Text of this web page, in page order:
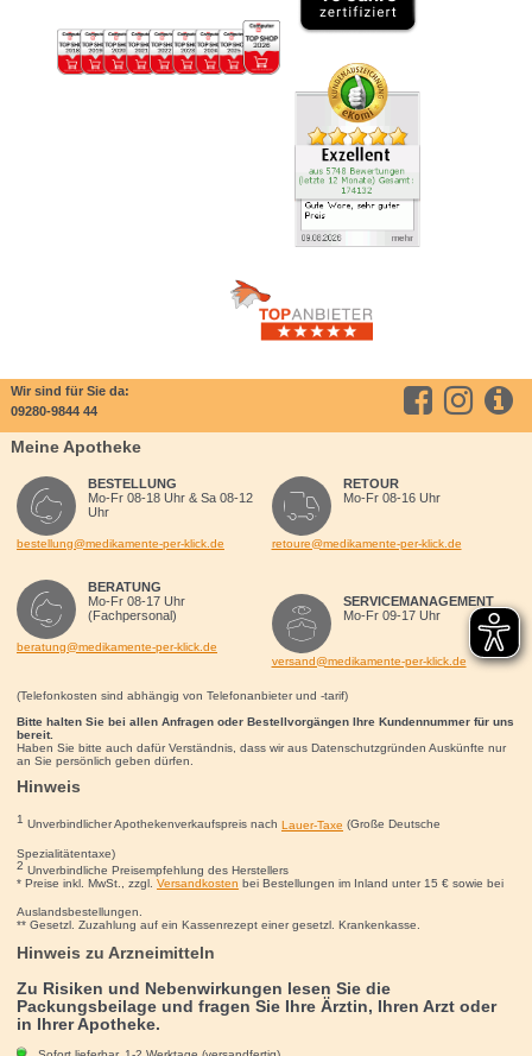
Wir sind für Sie da:
09280-9844 44
Meine Apotheke
BESTELLUNG
Mo-Fr 08-18 Uhr & Sa 08-12
Uhr
bestellung@medikamente-per-klick.de
BERATUNG
Mo-Fr 08-17 Uhr
(Fachpersonal)
beratung@medikamente-per-klick.de
RETOUR
Mo-Fr 08-16 Uhr
retoure@medikamente-per-klick.de
SERVICEMANAGEMENT
Mo-Fr 09-17 Uhr
versand@medikamente-per-klick.de
(Telefonkosten sind abhängig von Telefonanbieter und -tarif)
Bitte halten Sie bei allen Anfragen oder Bestellvorgängen Ihre Kundennummer für uns
bereit.
Haben Sie bitte auch dafür Verständnis, dass wir aus Datenschutzgründen Auskünfte nur
an Sie persönlich geben dürfen.
Hinweis
1 Unverbindlicher Apothekenverkaufspreis nach Lauer-Taxe (Große Deutsche
Spezialitätentaxe)
2 Unverbindliche Preisempfehlung des Herstellers
* Preise inkl. MwSt., zzgl. Versandkosten bei Bestellungen im Inland unter 15 €sowie bei
Auslandsbestellungen.
** Gesetzl. Zuzahlung auf ein Kassenrezept einer gesetzl. Krankenkasse.
Hinweis zu Arzneimitteln
Zu Risiken und Nebenwirkungen lesen Sie die
Packungsbeilage und fragen Sie Ihre Ärztin, Ihren Arzt oder
in Ihrer Apotheke.